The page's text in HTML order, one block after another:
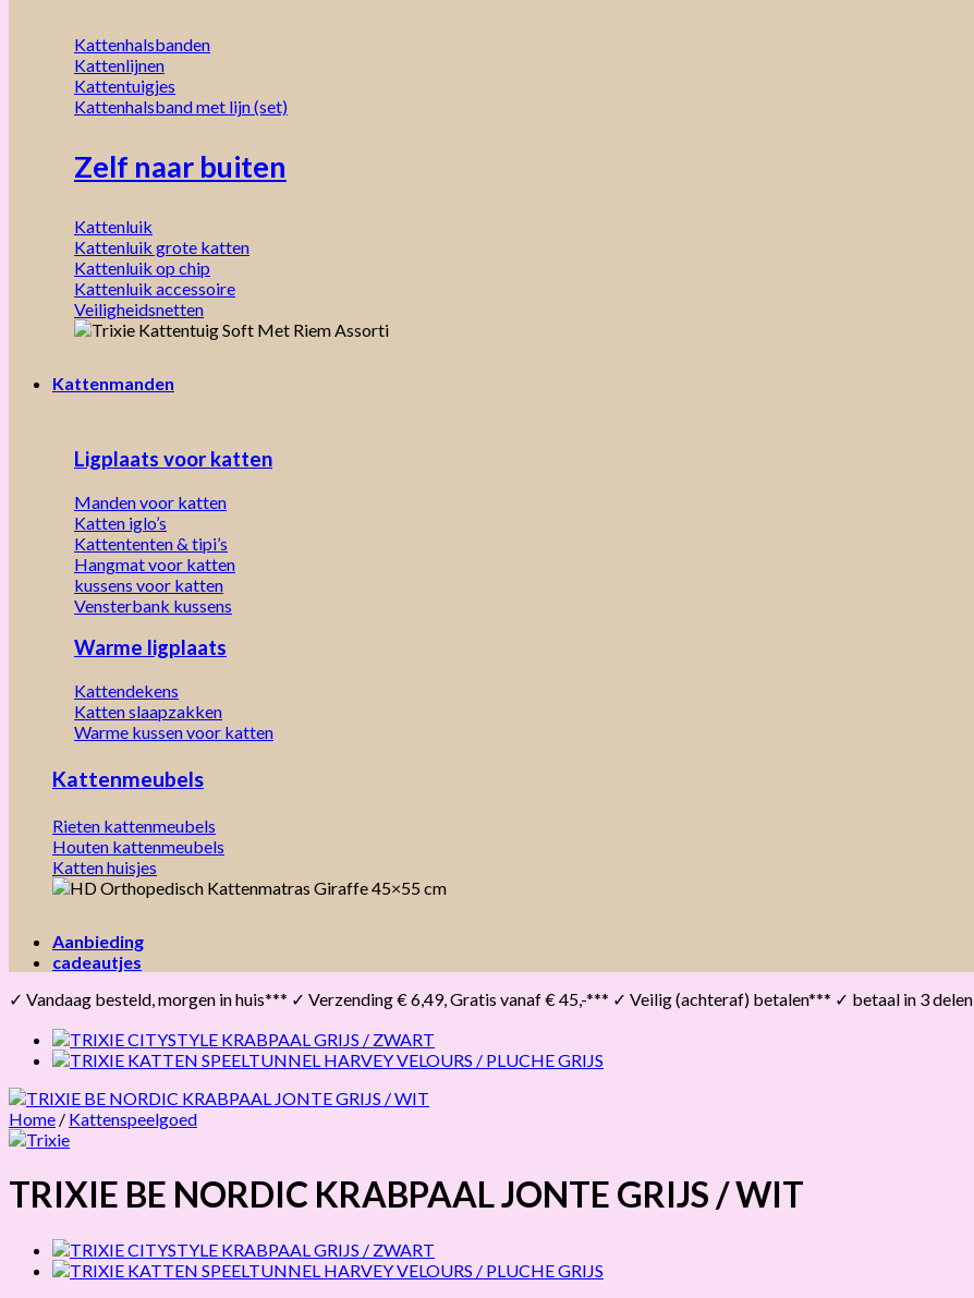
Kattenhalsbanden
Kattenlijnen
Kattentuigjes
Kattenhalsband met lijn (set)
Zelf naar buiten
Kattenluik
Kattenluik grote katten
Kattenluik op chip
Kattenluik accessoire
Veiligheidsnetten
Kattenmanden
Ligplaats voor katten
Manden voor katten
Katten iglo’s
Kattententen & tipi’s
Hangmat voor katten
kussens voor katten
Vensterbank kussens
Warme ligplaats
Kattendekens
Katten slaapzakken
Warme kussen voor katten
Kattenmeubels
Rieten kattenmeubels
Houten kattenmeubels
Katten huisjes
Aanbieding
cadeautjes
✓ Vandaag besteld, morgen in huis*** ✓ Verzending € 6,49, Gratis vanaf € 45,-*** ✓ Veilig (achteraf) betalen*** ✓ betaal in 3 delen
Home / Kattenspeelgoed
TRIXIE BE NORDIC KRABPAAL JONTE GRIJS / WIT